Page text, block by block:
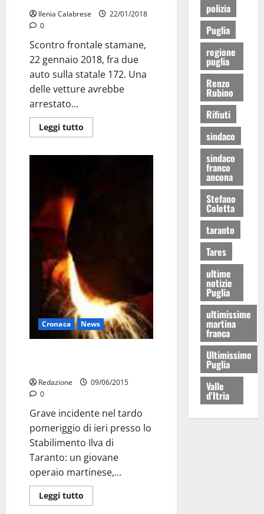
Ilenia Calabrese
22/01/2018
0
Scontro frontale stamane,
22 gennaio 2018, fra due
auto sulla statale 172. Una
delle vetture avrebbe
arrestato...
Leggi tutto
Cronaca News
Redazione
09/06/2015
0
Grave incidente nel tardo
pomeriggio di ieri presso lo
Stabilimento Ilva di
Taranto: un giovane
operaio martinese,...
Leggi tutto
polizia
Puglia
regione
puglia
Renzo
Rubino
Rifiuti
sindaco
sindaco
franco
ancona
Stefano
Coletta
taranto
Tares
ultime
notizie
Puglia
ultimissime
martina
franca
Ultimissime
Puglia
Valle
d'Itria